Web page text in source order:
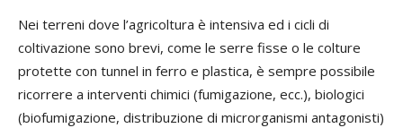
Nei terreni dove l’agricoltura è intensiva ed i cicli di
coltivazione sono brevi, come le serre fisse o le colture
protette con tunnel in ferro e plastica, è sempre possibile
ricorrere a interventi chimici (fumigazione, ecc.), biologici
(biofumigazione, distribuzione di microrganismi antagonisti)